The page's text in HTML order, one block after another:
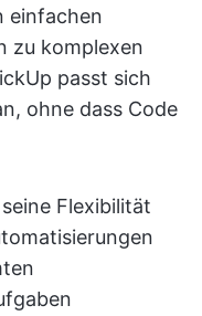
einfachen
zu komplexen
passt sich
ohne dass Code
Flexibilität